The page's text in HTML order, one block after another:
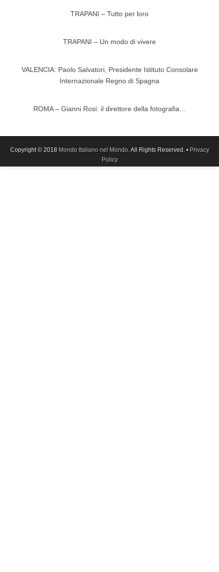
TRAPANI – Tutto per loro
TRAPANI – Un modo di vivere
VALENCIA: Paolo Salvatori, Presidente Istituto Consolare
Internazionale Regno di Spagna
ROMA – Gianni Rosi: il direttore della fotografia…
Copyright © 2018 Mondo Italiano nel Mondo. All Rights Reserved. • Privacy
Policy